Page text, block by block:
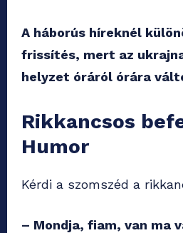
A háborús híreknél
frissítés, mert az
helyzet óráról órára
Rikkancsos
Humor
Kérdi a szomszéd a
– Mondja, fiam, van ma